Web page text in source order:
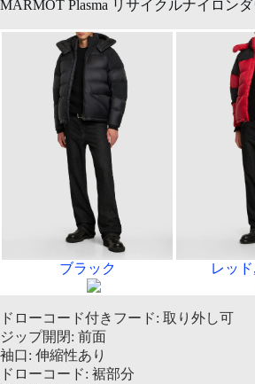
MARMOT Plasma リサイクルナイロン
ブラック レッ
ドローコード付きフード: 取り外し可
ジップ開閉: 前面
袖口: 伸縮性あり
ドローコード: 裾部分